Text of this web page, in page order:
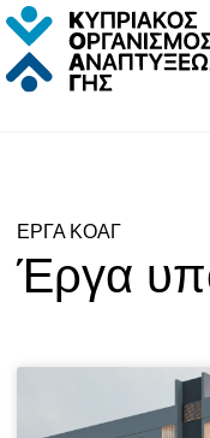
ΕΡΓΑ ΚΟΑΓ
Έργα